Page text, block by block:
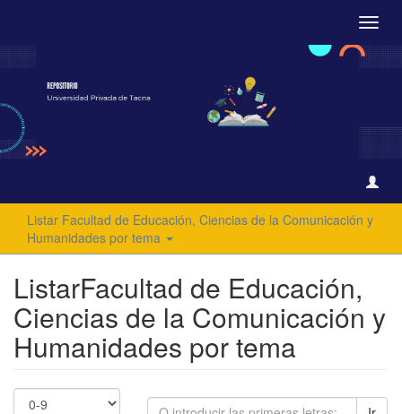
Listar Facultad de Educación, Ciencias de la Comunicación y
Humanidades por tema
ListarFacultad de Educación,
Ciencias de la Comunicación y
Humanidades por tema